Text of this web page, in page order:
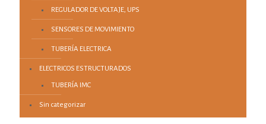
REGULADOR DE VOLTAJE, UPS
SENSORES DE MOVIMIENTO
TUBERÍA ELECTRICA
ELECTRICOS ESTRUCTURADOS
TUBERÍA IMC
Sin categorizar